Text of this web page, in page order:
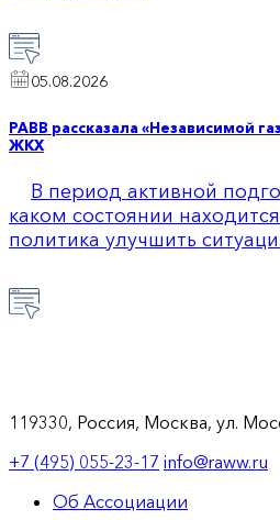
05.08.2026
РАВВ рассказала «Независимой
ЖКХ
В период активной
каком состоянии
политика улучшить
119330, Россия, Москва, ул.
+7 (495) 055-23-17 info@raww.ru
Об Ассоциации